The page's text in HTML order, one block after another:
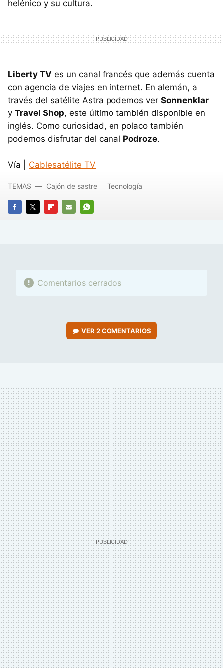
helénico y su cultura.
Liberty TV es un canal francés que además cuenta
con agencia de viajes en internet. En alemán, a
través del satélite Astra podemos ver Sonnenklar
y Travel Shop, este último también disponible en
inglés. Como curiosidad, en polaco también
podemos disfrutar del canal Podroze.
Vía | Cablesatélite TV
FACEBOOK
TWITTERFLIPBOARD
E-
WHATSAPP
TEMAS Cajón de sastre Tecnología
Comentarios cerrados
VER2 COMENTARIOS